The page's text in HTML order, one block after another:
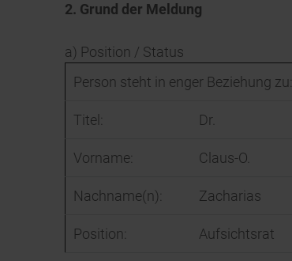
2. Grund der Meldung
a) Position / Status
Person steht in enger Beziehung zu:
Titel: Dr.
Vorname: Claus-O.
Nachname(n): Zacharias
Position: Aufsichtsrat